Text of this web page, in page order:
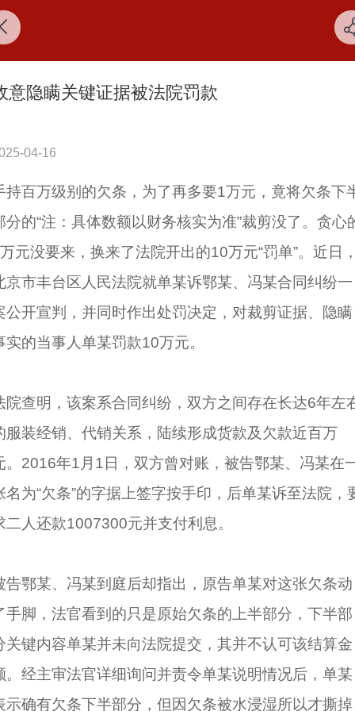
意隐瞒关键证据被法院罚款
04-16
持百万级别的欠条，为了再多要1万元，竟将欠条下
分的“注：具体数额以财务核实为准”裁剪没了。贪心
元没要来，换来了法院开出的10万元“罚单”。近日，
京市丰台区人民法院就单某诉鄂某、冯某合同纠纷一
公开宣判，并同时作出处罚决定，对裁剪证据、隐瞒
实的当事人单某罚款10万元。
院查明，该案系合同纠纷，双方之间存在长达6年左
服装经销、代销关系，陆续形成货款及欠款近百万
。2016年1月1日，双方曾对账，被告鄂某、冯某在
名为“欠条”的字据上签字按手印，后单某诉至法院，
二人还款1007300元并支付利息。
告鄂某、冯某到庭后却指出，原告单某对这张欠条动
手脚，法官看到的只是原始欠条的上半部分，下半部
关键内容单某并未向法院提交，其并不认可该结算金
。经主审法官详细询问并责令单某说明情况后，单某
示确有欠条下半部分，但因欠条被水浸湿所以才撕掉